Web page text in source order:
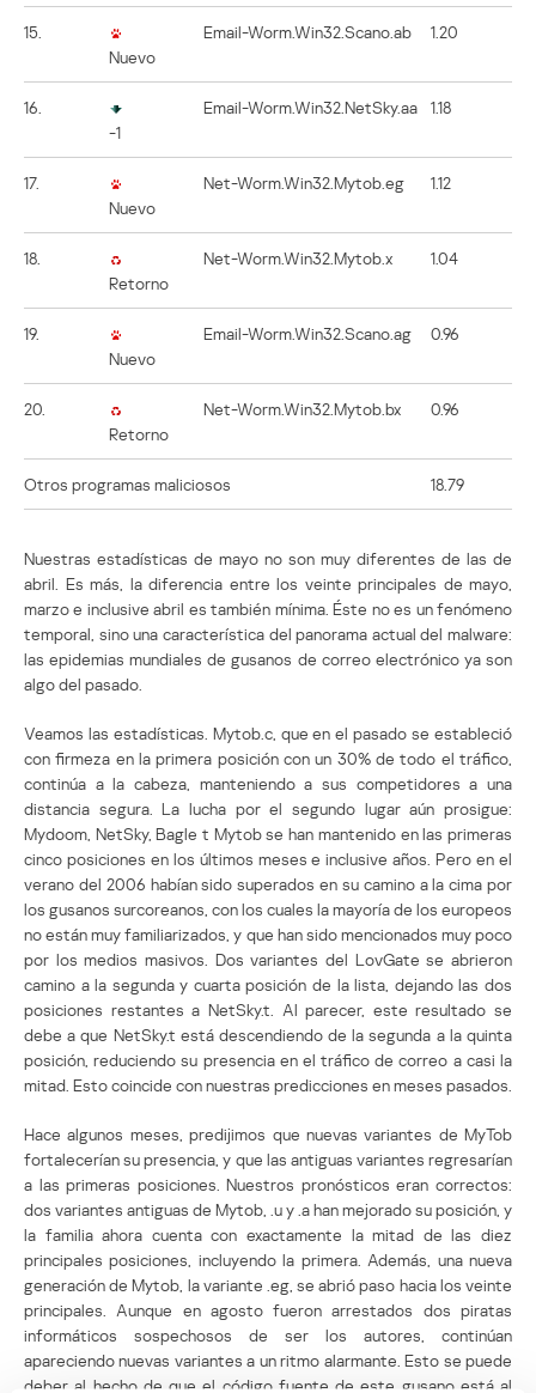
15.
Nuevo
Email-Worm.Win32.Scano.ab 1.20
16.
-1
Email-Worm.Win32.NetSky.aa 1.18
17.
Nuevo
Net-Worm.Win32.Mytob.eg 1.12
18.
Retorno
Net-Worm.Win32.Mytob.x 1.04
19.
Nuevo
Email-Worm.Win32.Scano.ag 0.96
20.
Retorno
Net-Worm.Win32.Mytob.bx 0.96
Otros programas maliciosos 18.79
Nuestras estadísticas de mayo no son muy diferentes de las de
abril. Es más, la diferencia entre los veinte principales de mayo,
marzo e inclusive abril es también mínima. Éste no es un fenómeno
temporal, sino una característica del panorama actual del malware:
las epidemias mundiales de gusanos de correo electrónico ya son
algo del pasado.
Veamos las estadísticas. Mytob.c, que en el pasado se estableció
con firmeza en la primera posición con un 30% de todo el tráfico,
continúa a la cabeza, manteniendo a sus competidores a una
distancia segura. La lucha por el segundo lugar aún prosigue:
Mydoom, NetSky, Bagle t Mytob se han mantenido en las primeras
cinco posiciones en los últimos meses e inclusive años. Pero en el
verano del 2006 habían sido superados en su camino a la cima por
los gusanos surcoreanos, con los cuales la mayoría de los europeos
no están muy familiarizados, y que han sido mencionados muy poco
por los medios masivos. Dos variantes del LovGate se abrieron
camino a la segunda y cuarta posición de la lista, dejando las dos
posiciones restantes a NetSky.t. Al parecer, este resultado se
debe a que NetSky.t está descendiendo de la segunda a la quinta
posición, reduciendo su presencia en el tráfico de correo a casi la
mitad. Esto coincide con nuestras predicciones en meses pasados.
Hace algunos meses, predijimos que nuevas variantes de MyTob
fortalecerían su presencia, y que las antiguas variantes regresarían
a las primeras posiciones. Nuestros pronósticos eran correctos:
dos variantes antiguas de Mytob, .u y .a han mejorado su posición, y
la familia ahora cuenta con exactamente la mitad de las diez
principales posiciones, incluyendo la primera. Además, una nueva
generación de Mytob, la variante .eg, se abrió paso hacia los veinte
principales. Aunque en agosto fueron arrestados dos piratas
informáticos sospechosos de ser los autores, continúan
apareciendo nuevas variantes a un ritmo alarmante. Esto se puede
deber al hecho de que el código fuente de este gusano está al